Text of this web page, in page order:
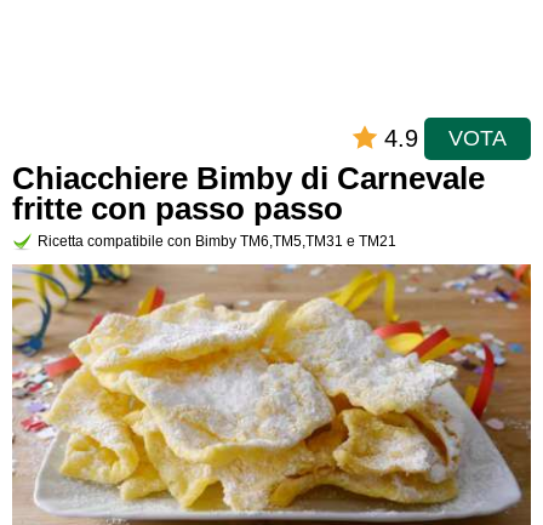
4.9 VOTA
Chiacchiere Bimby di Carnevale
fritte con passo passo
Ricetta compatibile con Bimby TM6,TM5,TM31 e TM21